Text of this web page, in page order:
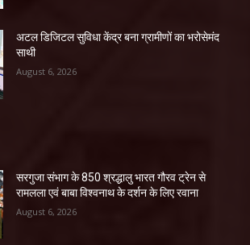
अटल डिजिटल सुविधा केंद्र बना ग्रामीणों का भरोसेमंद
साथी
August 6, 2026
सरगुजा संभाग के 850 श्रद्धालु भारत गौरव ट्रेन से
रामलला एवं बाबा विश्वनाथ के दर्शन के लिए रवाना
August 6, 2026